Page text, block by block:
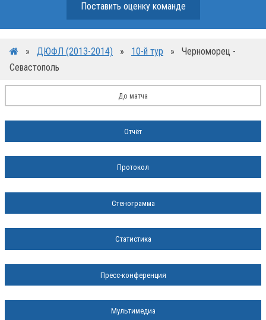
Поставить оценку команде
» ДЮФЛ (2013-2014) » 10-й тур »
Черноморец -
Севастополь
До матча
Отчёт
Протокол
Стенограмма
Статистика
Пресс-конференция
Мультимедиа